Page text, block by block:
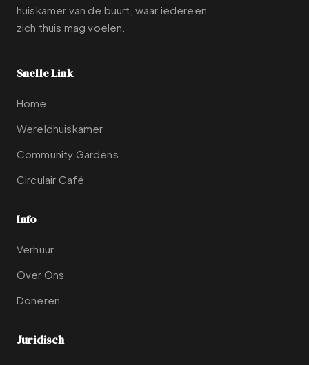
huiskamer van de buurt, waar iedereen
zich thuis mag voelen.
Snelle Link
Home
Wereldhuiskamer
Community Gardens
Circulair Café
Info
Verhuur
Over Ons
Doneren
Juridisch